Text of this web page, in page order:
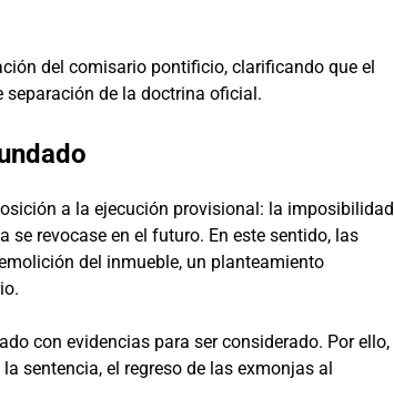
del comisario pontificio, clarificando que el
separación de la doctrina oficial.
a la ejecución provisional: la imposibilidad
revocase en el futuro. En este sentido, las
del inmueble, un planteamiento
con evidencias para ser considerado. Por ello,
sentencia, el regreso de las exmonjas al